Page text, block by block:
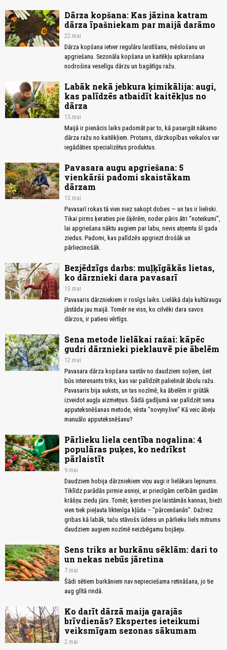
Dārza kopšana: Kas jāzina katram
dārza īpašniekam par maijā darāmo
22.mai
Dārza kopšana ietver regulāru laistīšanu, mēslošanu un
apgriešanu. Sezonāla kopšana un kaitēkļu apkarošana
nodrošina veselīgu dārzu un bagātīgu ražu.
Labāk nekā jebkura ķimikālija: augi,
kas palīdzēs atbaidīt kaitēkļus no
dārza
15.mai
Maijā ir pienācis laiks padomāt par to, kā pasargāt nākamo
dārza ražu no kaitēkļiem. Protams, dārzkopības veikalos var
iegādāties specializētus produktus.
Pavasara augu apgriešana: 5
vienkārši padomi skaistākam
dārzam
13.mai
Pavasarī rokas tā vien niez sakopt dobes — un tas ir lieliski.
Tikai pirms ķeraties pie šķērēm, noder pāris ātri “noteikumi”,
lai apgriešana nāktu augiem par labu, nevis atņemtu šī gada
ziedus. Padomi, kas palīdzēs apgriezt drošāk un
pārliecinošāk.
Bezjēdzīgs darbs: muļķīgākās lietas,
ko dārznieki dara pavasarī
13.mai
Pavasaris dārzniekiem ir rosīgs laiks. Lielākā daļa kultūraugu
jāstāda jau maijā. Tomēr ne viss, ko cilvēki dara savos
dārzos, ir patiesi vērtīgs.
Sena metode lielākai ražai: kāpēc
gudri dārznieki pieklauvē pie ābelēm
12.mai
Pavasara dārza kopšana sastāv no daudziem soļiem, šeit
būs interesants triks, kas var palīdzēt palielināt ābolu ražu.
Pavasaris bija auksts, un tas nozīmē, ka ābelēm ir grūtāk
izveidot augļu aizmetņus. Šādā gadījumā var palīdzēt sena
apputeksnēšanas metode, vēsta "novyny.live" Kā veic ābeļu
manuālo apputeksnēšanu?
Pārlieku liela centība nogalina: 4
populāras puķes, ko nedrīkst
pārlaistīt
9.mai
Daudziem hobija dārzniekiem viņu augi ir lielākais lepnums.
Tiklīdz parādās pirmie asniņi, ar priecīgām cerībām gaidām
krāšņu ziedu jūru. Tomēr, ķeroties pie laistāmās kannas, bieži
vien tiek pieļauta liktenīga kļūda – "pārcenšanās". Dažreiz
gribas kā labāk, taču stāvošs ūdens un pārlieku liels mitrums
daudziem augiem nozīmē neizbēgamu bojāeju.
Sens triks ar burkānu sēklām: dari to
un nekas nebūs jāretina
7.mai
Šādi sētiem burkāniem nav nepieciešama retināšana, jo tie
aug glītā rindā.
Ko darīt dārzā maija garajās
brīvdienās? Ekspertes ieteikumi
veiksmīgam sezonas sākumam
2.mai